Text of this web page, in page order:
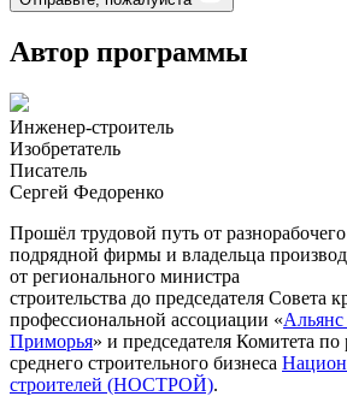
Автор программы
Инженер-строитель
Изобретатель
Писатель
Сергей Федоренко
Прошёл трудовой путь от
подрядной фирмы и владельца
от регионального министра
строительства до председателя
профессиональной ассоциации «Альянс
Приморья» и председателя Комитета
среднего строительного бизнеса
строителей (НОСТРОЙ).